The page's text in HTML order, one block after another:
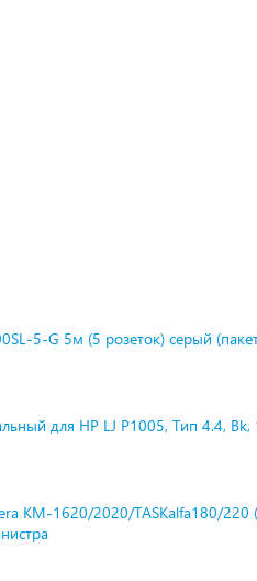
5-G 5м (5 розеток) серый
для HP LJ P1005, Тип 4.4, Bk,
KM-1620/2020/TASKalfa180/220